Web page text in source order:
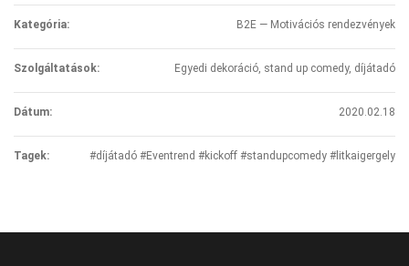
Kategória: B2E — Motivációs rendezvények
Szolgáltatások: Egyedi dekoráció, stand up comedy, díjátadó
Dátum: 2020.02.18
Tagek: #díjátadó #Eventrend #kickoff #standupcomedy #litkaigergely